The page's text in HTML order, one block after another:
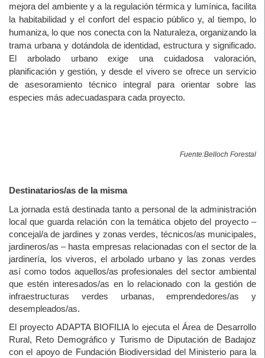
mejora del ambiente y a la regulación térmica y lumínica, facilita
la habitabilidad y el confort del espacio público y, al tiempo, lo
humaniza, lo que nos conecta con la Naturaleza, organizando la
trama urbana y dotándola de identidad, estructura y significado.
El arbolado urbano exige una cuidadosa valoración,
planificación y gestión, y desde el vivero se ofrece un servicio
de asesoramiento técnico integral para orientar sobre las
especies más adecuadaspara cada proyecto.
Fuente:Belloch Forestal
Destinatarios/as de la misma
La jornada está destinada tanto a personal de la administración
local que guarda relación con la temática objeto del proyecto –
concejal/a de jardines y zonas verdes, técnicos/as municipales,
jardineros/as – hasta empresas relacionadas con el sector de la
jardinería, los viveros, el arbolado urbano y las zonas verdes
así como todos aquellos/as profesionales del sector ambiental
que estén interesados/as en lo relacionado con la gestión de
infraestructuras verdes urbanas, emprendedores/as y
desempleados/as.
El proyecto ADAPTA BIOFILIA lo ejecuta el Área de Desarrollo
Rural, Reto Demográfico y Turismo de Diputación de Badajoz
con el apoyo de Fundación Biodiversidad del Ministerio para la